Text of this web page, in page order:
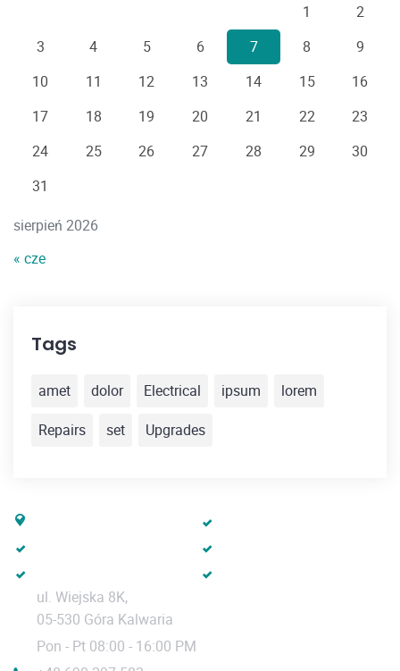
sierpień 2026
1
2
3
4 5 6 7 8
9
10
11 12 13 14 15
16
17
18 19 20 21 22
23
24
25 26 27 28 29
30
31
« cze
Tags
amet dolor Electrical ipsum
lorem
Repairs
set Upgrades
ul. Wiejska 8K,
05-530 Góra Kalwaria
Pon - Pt 08:00 - 16:00 PM